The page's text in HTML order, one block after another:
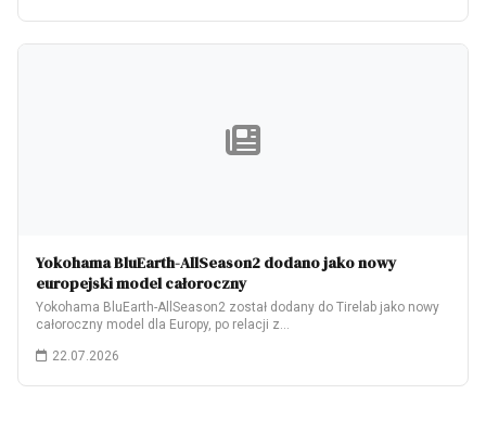
Yokohama BluEarth-AllSeason2 dodano jako nowy
europejski model całoroczny
Yokohama BluEarth-AllSeason2 został dodany do Tirelab jako nowy
całoroczny model dla Europy, po relacji z…
22.07.2026